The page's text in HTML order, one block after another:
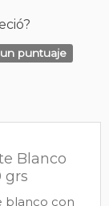
puntuaje
Blanco
grs
blanco con